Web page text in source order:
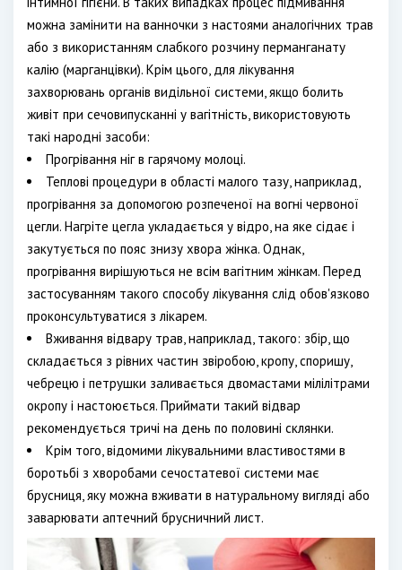
можна замінити на ванночки з настоями аналогічних трав
або з використанням слабкого розчину перманганату
калію (марганцівки). Крім цього, для лікування
захворювань органів видільної системи, якщо болить
живіт при сечовипусканні у вагітність, використовують
такі народні засоби:
Прогрівання ніг в гарячому молоці.
Теплові процедури в області малого тазу, наприклад,
прогрівання за допомогою розпеченої на вогні червоної
цегли. Нагріте цегла укладається у відро, на яке сідає і
закутується по пояс знизу хвора жінка. Однак,
прогрівання вирішуються не всім вагітним жінкам. Перед
застосуванням такого способу лікування слід обов'язково
проконсультуватися з лікарем.
Вживання відвару трав, наприклад, такого: збір, що
складається з рівних частин звіробою, кропу, споришу,
чебрецю і петрушки заливається двомастами мілілітрами
окропу і настоюється. Приймати такий відвар
рекомендується тричі на день по половині склянки.
Крім того, відомими лікувальними властивостями в
боротьбі з хворобами сечостатевої системи має
брусниця, яку можна вживати в натуральному вигляді або
заварювати аптечний брусничний лист.